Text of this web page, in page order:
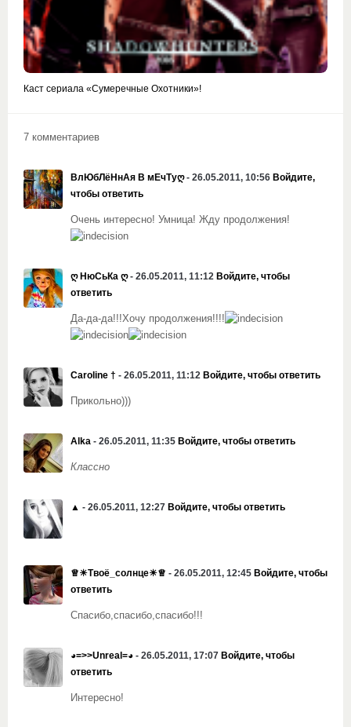
Каст сериала «Сумеречные Охотники»!
7 комментариев
ВлЮбЛёНнАя В мЕчТуღ- 26.05.2011, 10:56 Войдите,
чтобы ответить
Очень интересно! Умница! Жду продолжения!
ღ НюСьКа ღ- 26.05.2011, 11:12 Войдите, чтобы
ответить
Да-да-да!!!Хочу продолжения!!!!
Caroline † - 26.05.2011, 11:12 Войдите, чтобы ответить
Прикольно)))
Alka - 26.05.2011, 11:35 Войдите, чтобы ответить
Классно
▲ - 26.05.2011, 12:27 Войдите, чтобы ответить
♕☀Твоё_солнце☀♕ - 26.05.2011, 12:45 Войдите, чтобы
ответить
Спасибо,спасибо,спасибо!!!
◕=>>Unreal=◕ - 26.05.2011, 17:07 Войдите, чтобы
ответить
Интересно!